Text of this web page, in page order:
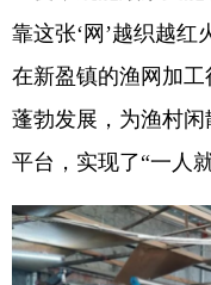
靠这张‘网’越织越红
在新盈镇的渔网加
蓬勃发展，为渔村
平台，实现了“一人